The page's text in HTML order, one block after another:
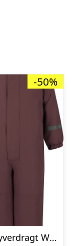
-50%
Vally Flyverdragt W-PRO 10000 – Huckleberry – 2/92-98